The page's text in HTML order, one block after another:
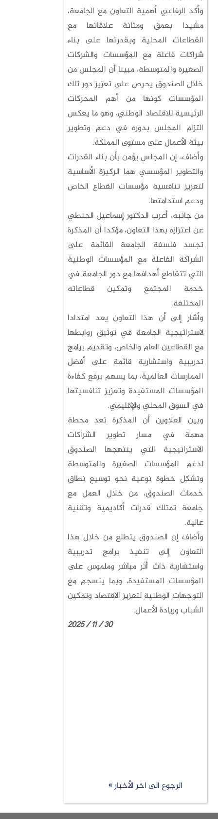
وأكد الرفاعي أهمية التعاون مع الجامعة،
مشيدا بعمق ومتانة علاقاتها مع
القطاعات المحلية وبقدرتها على بناء
شراكات فاعلة مع المؤسسات والشركات
الصغيرة والمتوسطة، مبينا أن المجلس من
خلال الصندوق يحرص على تعزيز دور تلك
المؤسسات كونها من أهم المحركات
الرئيسية للاقتصاد الوطني، وهو ما يعكس
التزام المجلس بدوره في دعم وتطوير
بيئة الأعمال على مستوى المملكة.
وأضاف، إن المجلس يؤمن بأن بناء القدرات
والتطوير المؤسسي هما الركيزة الأساسية
لتعزيز تنافسية مؤسسات القطاع الخاص
ودعم استدامتها.
من جانبه، أعرب الدكتور إسماعيل الحنطي
عن اعتزازه بهذا التعاون، مؤكدا أن المذكرة
تجسد فلسفة الجامعة القائمة على
الشراكة الفاعلة مع المؤسسات الوطنية
التي تتقاطع أهدافها مع دور الجامعة في
خدمة المجتمع وتمكين قطاعاته
المختلفة.
وأشار إلى أن هذا التعاون يعد امتدادا
لاستراتيجية الجامعة في توثيق روابطها
مع القطاعين العام والخاص، وتقديم برامج
تدريبية واستشارية قائمة على أفضل
الممارسات العالمية، بما يسهم برفع كفاءة
المؤسسات المستفيدة وتعزيز تنافسيتها
في السوق المحلي والإقليمي.
وبين العلاوين أن المذكرة تعد محطة
مهمة في مسار تطوير الشراكات
الاستراتيجية التي ينتهجها الصندوق
لدعم المؤسسات الصغيرة والمتوسطة
وتشكل خطوة نوعية نحو توسيع نطاق
خدمات الصندوق، من خلال العمل مع
جامعة تمتلك قدرات أكاديمية وتقنية
عالية.
وأضاف إن الصندوق يتطلع من خلال هذا
التعاون إلى تنفيذ برامج تدريبية
واستشارية ذات أثر مباشر وملموس على
المؤسسات المستفيدة، وبما ينسجم مع
التوجهات الوطنية لتعزيز الاقتصاد وتمكين
الشباب وريادة الأعمال.
الرجوع الى اخر الأخبار »